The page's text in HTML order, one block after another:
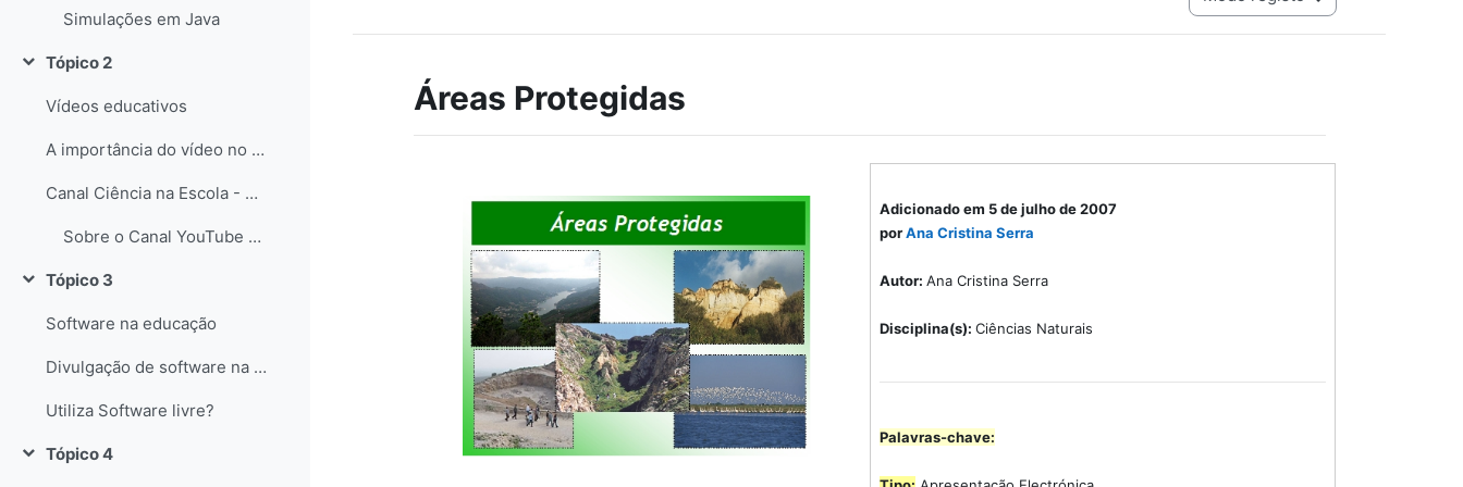
Simulações em Java
Contrair
Tópico 2
Vídeos educativos
A importância do vídeo no Ensino das Ciências
Canal Ciência na Escola - YouTube
Sobre o Canal YouTube Ciência na Escola
Contrair
Tópico 3
Software na educação
Divulgação de software na educação
Utiliza Software livre?
Contrair
Tópico 4
Áreas Protegidas
Adicionado em 5 de julho de 2007
porAna Cristina Serra
Autor: Ana Cristina Serra
Disciplina(s): Ciências Naturais
Palavras-chave: